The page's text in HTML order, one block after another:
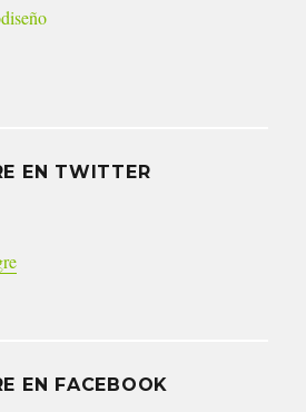
EN TWITTER
EN FACEBOOK